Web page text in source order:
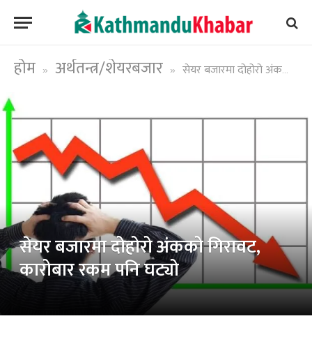
होम » अर्थतन्त्र/शेयरबजार » सेयर बजारमा दोहोरो अंकको गिरावट, कारोबार रकम पनि घट्यो
सेयर बजारमा दोहोरो अंकको गिरावट,
कारोबार रकम पनि घट्यो